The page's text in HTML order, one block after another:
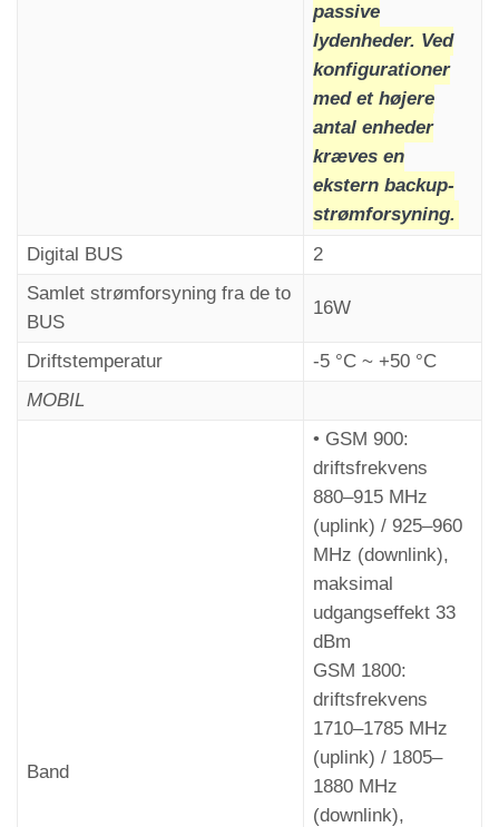
Menuen Parametre > Opkaldsfunktion >Kode
passive
lydenheder. Ved
konfigurationer
med et højere
antal enheder
kræves en
ekstern backup-
strømforsyning.
Digital BUS
2
Samlet strømforsyning fra de to
BUS
16W
Driftstemperatur
-5 °C ~ +50 °C
MOBIL
Band
• GSM 900:
driftsfrekvens
880–915 MHz
(uplink) / 925–960
MHz (downlink),
maksimal
udgangseffekt 33
dBm
GSM 1800:
driftsfrekvens
1710–1785 MHz
(uplink) / 1805–
1880 MHz
(downlink),